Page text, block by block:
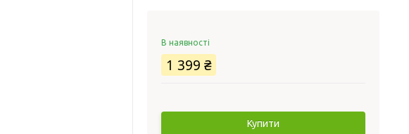
В наявності
1 399 ₴
Купити